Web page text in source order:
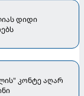
დიდი
კონტე აღარ